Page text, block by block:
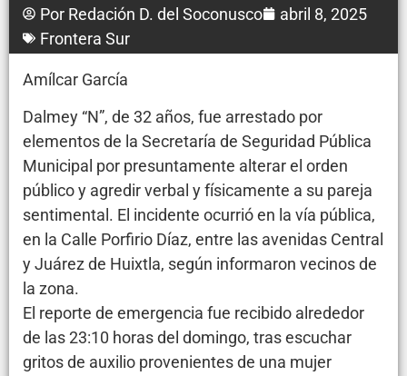
Por Redación D. del Soconusco
abril 8, 2025
Frontera Sur
Amílcar García
Dalmey “N”, de 32 años, fue arrestado por
elementos de la Secretaría de Seguridad Pública
Municipal por presuntamente alterar el orden
público y agredir verbal y físicamente a su pareja
sentimental. El incidente ocurrió en la vía pública,
en la Calle Porfirio Díaz, entre las avenidas Central
y Juárez de Huixtla, según informaron vecinos de
la zona.
El reporte de emergencia fue recibido alrededor
de las 23:10 horas del domingo, tras escuchar
gritos de auxilio provenientes de una mujer